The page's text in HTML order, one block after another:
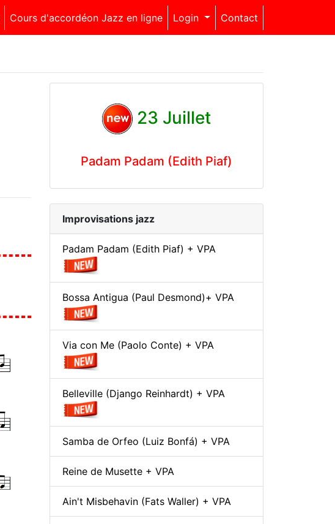
Cours d'accordéon Jazz en ligne Login Contact
23 Juillet
Padam Padam (Edith Piaf)
Improvisations jazz
Padam Padam (Edith Piaf) + VPA
Bossa Antigua (Paul Desmond)+ VPA
Via con Me (Paolo Conte) + VPA
Belleville (Django Reinhardt) + VPA
Samba de Orfeo (Luiz Bonfá) + VPA
Reine de Musette + VPA
Ain't Misbehavin (Fats Waller) + VPA